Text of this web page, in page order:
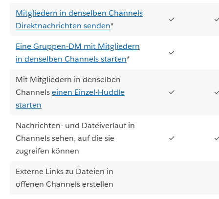
Mitgliedern in denselben Channels
Direktnachrichten senden*
✓
Eine Gruppen-DM mit Mitgliedern
in denselben Channels starten*
✓
Mit Mitgliedern in denselben
Channelseinen Einzel-Huddle
starten
✓
Nachrichten- und Dateiverlauf in
Channels sehen, auf die sie
zugreifen können
✓
Externe Links zu Dateien in
offenen Channels erstellen